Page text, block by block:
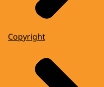
Copyright